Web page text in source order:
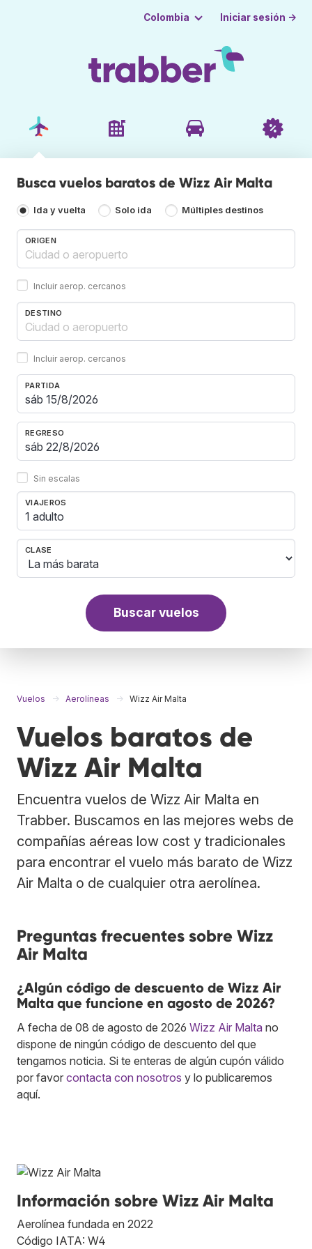
Colombia Iniciar sesión →
Busca vuelos baratos de Wizz Air Malta
Ida y vuelta Solo ida Múltiples destinos
ORIGEN
Incluir aerop. cercanos
DESTINO
Incluir aerop. cercanos
PARTIDA
REGRESO
Sin escalas
VIAJEROS
1 adulto
CLASE
Buscar vuelos
Vuelos Aerolíneas Wizz Air Malta
Vuelos baratos de
Wizz Air Malta
Encuentra vuelos de Wizz Air Malta en
Trabber. Buscamos en las mejores webs de
compañías aéreas low cost y tradicionales
para encontrar el vuelo más barato de Wizz
Air Malta o de cualquier otra aerolínea.
Preguntas frecuentes sobre Wizz
Air Malta
¿Algún código de descuento de Wizz Air
Malta que funcione en agosto de 2026?
A fecha de 08 de agosto de 2026 Wizz Air Malta no
dispone de ningún código de descuento del que
tengamos noticia. Si te enteras de algún cupón válido
por favor contacta con nosotros y lo publicaremos
aquí.
Información sobre Wizz Air Malta
Aerolínea fundada en 2022
Código IATA: W4